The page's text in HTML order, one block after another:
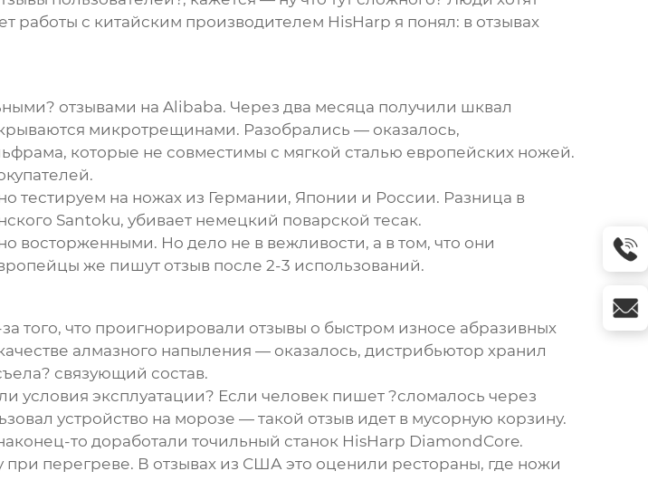
работы с китайским производителем HisHarp я понял: в отзывах
отзывами на Alibaba. Через два месяца получили шквал
микротрещинами. Разобрались — оказалось,
которые не совместимы с мягкой сталью европейских ножей.
тестируем на ножах из Германии, Японии и России. Разница в
Santoku, убивает немецкий поварской тесак.
восторженными. Но дело не в вежливости, а в том, что они
же пишут отзыв после 2-3 использований.
того, что проигнорировали отзывы о быстром износе абразивных
алмазного напыления — оказалось, дистрибьютор хранил
связующий состав.
условия эксплуатации? Если человек пишет ?сломалось через
устройство на морозе — такой отзыв идет в мусорную корзину.
то доработали точильный станок HisHarp DiamondCore.
перегреве. В отзывах из США это оценили рестораны, где ножи